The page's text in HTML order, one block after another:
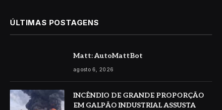
ÚLTIMAS POSTAGENS
Matt: AutoMattBot
agosto 6, 2026
INCÊNDIO DE GRANDE PROPORÇÃO
EM GALPÃO INDUSTRIAL ASSUSTA